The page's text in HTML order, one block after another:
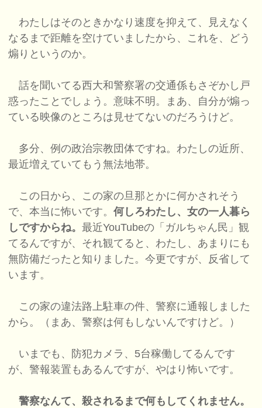
わたしはそのときかなり速度を抑えて、見えなく
なるまで距離を空けていましたから、これを、どう
煽りというのか。
話を聞いてる西大和警察署の交通係もさぞかし戸
惑ったことでしょう。意味不明。まあ、自分が煽っ
ている映像のところは見せてないのだろうけど。
多分、例の政治宗教団体ですね。わたしの近所、
最近増えていてもう無法地帯。
この日から、この家の旦那とかに何かされそう
で、本当に怖いです。何しろわたし、女の一人暮ら
しですからね。最近YouTubeの「ガルちゃん民」観
てるんですが、それ観てると、わたし、あまりにも
無防備だったと知りました。今更ですが、反省して
います。
この家の違法路上駐車の件、警察に通報しました
から。（まあ、警察は何もしないんですけど。）
いまでも、防犯カメラ、5台稼働してるんです
が、警報装置もあるんですが、やはり怖いです。
警察なんて、殺されるまで何もしてくれません。